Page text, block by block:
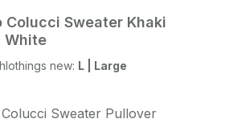
Colucci Sweater Khaki
White
new: L | Large
Sweater Pullover